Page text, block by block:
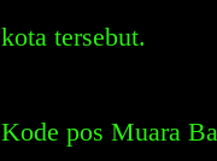
kota tersebut.
Kode pos Muara